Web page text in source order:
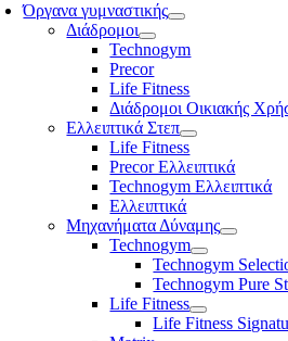
Όργανα γυμναστικής
Διάδρομοι
Technogym
Precor
Life Fitness
Διάδρομοι Οικιακής
Ελλειπτικά Στεπ
Life Fitness
Precor Ελλειπτικά
Technogym Ελλειπτικά
Ελλειπτικά
Μηχανήματα Δύναμης
Technogym
Technogym
Technogym Pure
Life Fitness
Life Fitness